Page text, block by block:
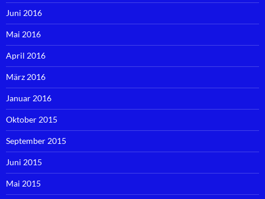
Juni 2016
Mai 2016
April 2016
März 2016
Januar 2016
Oktober 2015
September 2015
Juni 2015
Mai 2015